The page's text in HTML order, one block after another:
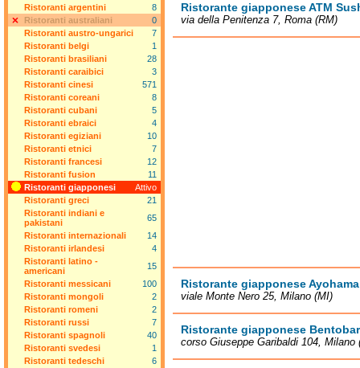
Ristorante giapponese ATM
via della Penitenza 7, Roma (RM)
Ristorante giapponese Ayohama
viale Monte Nero 25, Milano (MI)
Ristorante giapponese Bentobar
corso Giuseppe Garibaldi 104, Milano
Ristoranti argentini
8
Ristoranti australiani
0
Ristoranti austro-ungarici
7
Ristoranti belgi
1
Ristoranti brasiliani
28
Ristoranti caraibici
3
Ristoranti cinesi
571
Ristoranti coreani
8
Ristoranti cubani
5
Ristoranti ebraici
4
Ristoranti egiziani
10
Ristoranti etnici
7
Ristoranti francesi
12
Ristoranti fusion
11
Ristoranti giapponesi
Attivo
Ristoranti greci
21
Ristoranti indiani e
pakistani
65
Ristoranti internazionali
14
Ristoranti irlandesi
4
Ristoranti latino -
americani
15
Ristoranti messicani
100
Ristoranti mongoli
2
Ristoranti romeni
2
Ristoranti russi
7
Ristoranti spagnoli
40
Ristoranti svedesi
1
Ristoranti tedeschi
6